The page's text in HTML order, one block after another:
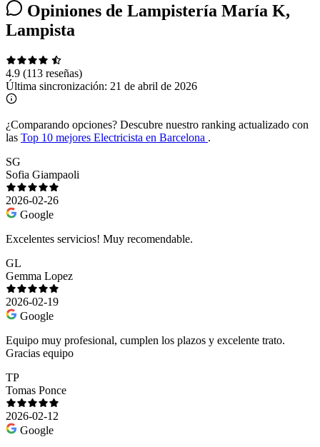
Opiniones de Lampistería María K,
Lampista
4.9 (113 reseñas)
Última sincronización: 21 de abril de 2026
¿Comparando opciones? Descubre nuestro ranking actualizado con
las Top 10 mejores Electricista en Barcelona .
SG
Sofia Giampaoli
2026-02-26
Google
Excelentes servicios! Muy recomendable.
GL
Gemma Lopez
2026-02-19
Google
Equipo muy profesional, cumplen los plazos y excelente trato.
Gracias equipo
TP
Tomas Ponce
2026-02-12
Google